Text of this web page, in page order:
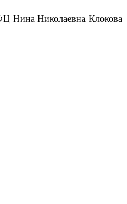
Нина Николаевна Клокова